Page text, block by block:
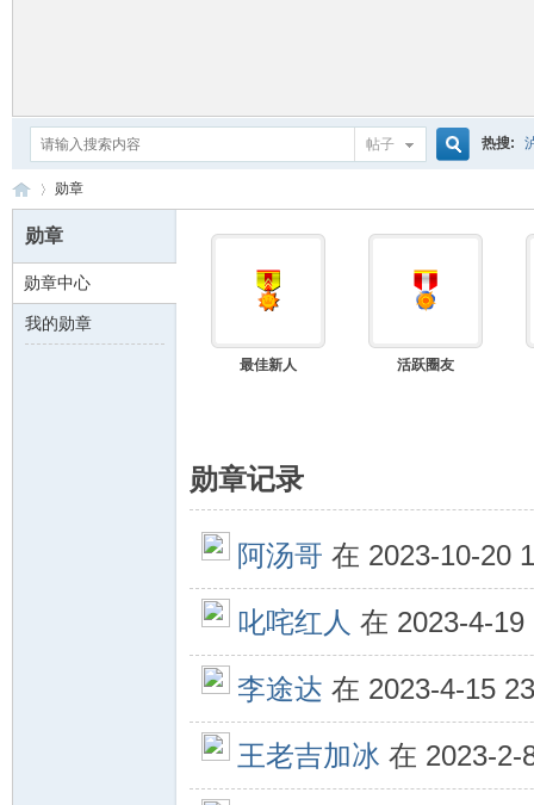
帖子
索
热搜:
自 ›
勋章
最佳新人 活跃圈友
勋章记录
阿汤哥 在 2023-10-20
叱咤红人 在 2023-4-
李途达 在 2023-4-15
王老吉加冰 在 2023-
勋章
勋章中心
我的勋章